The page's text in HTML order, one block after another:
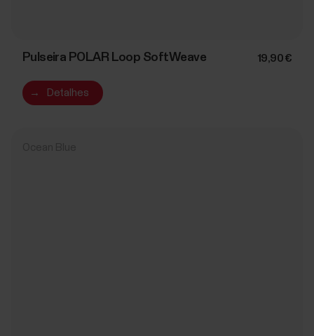
Pulseira POLAR Loop SoftWeave 19,90 €
→ Detalhes